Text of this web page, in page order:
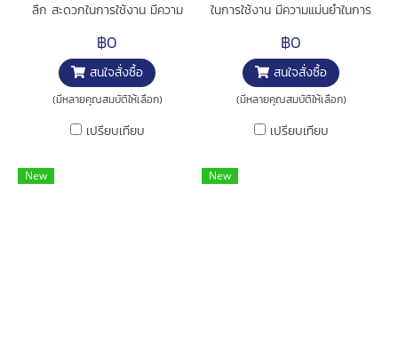
ลึก สะดวกในการใช้งาน มีความ
แม่นยำในการวัดสูง การใช้งาน :
สำหรับวัดความหนาชิ้นงาน
฿0
สนใจสั่งซื้อ
(มีหลายคุณสมบัติให้เลือก)
เปรียบเทียบ
ในการใช้งาน มีความแม่นยำในการ
วัดสูง เหมาะสำหรับวัดความหนา
ของเลนซ์ การใช้งาน : สำหรับวัด
ความหนาชิ้นงาน
฿0
สนใจสั่งซื้อ
(มีหลายคุณสมบัติให้เลือก)
เปรียบเทียบ
New New